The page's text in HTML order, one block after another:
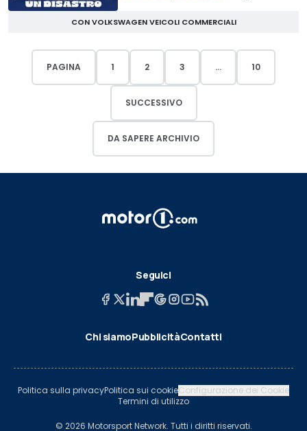
CON VOLKSWAGEN VEICOLI COMMERCIALI
PAGINA 1 2 3 ... 10
SUCCESSIVO
DA SAPERE ARCHIVIO
Seguici
Chi siamoPubblicitàContatti
Politica sulla privacyPolitica sui cookieConfigurazione dei Cookie
Termini di utilizzo
© 2026 Motorsport Network. Tutti i diritti riservati.